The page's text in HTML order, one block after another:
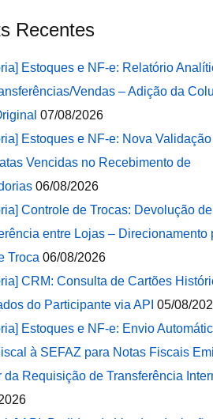
Recentes
Estoques e NF-e: Relatório
Vendas – Adição da
07/08/2026
Estoques e NF-e: Nova
Vencidas no Recebimento de
06/08/2026
Controle de Trocas: Devolução de
entre Lojas – Direcionamento
Troca 06/08/2026
CRM: Consulta de Cartões
do Participante via API 05/08/
Estoques e NF-e: Envio
à SEFAZ para Notas Fiscais
da Requisição de Transferência